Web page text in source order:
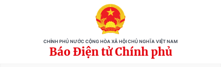
CHÍNH PHỦ NƯỚC CỘNG HÒA XÃ HỘI CHỦ NGHĨA VIỆT NAM
Báo Điện tử Chính phủ